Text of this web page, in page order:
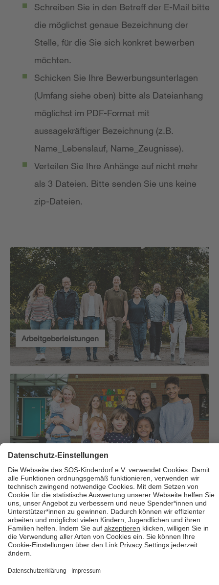
Schreiben Sie in den Betreff der E-Mail bitte
die möglichst genaue Bezeichnung der
Stelle, für die Sie sich konkret bewerben
möchten.
Schicken Sie Ihre Bewerbungsunterlagen
(Umfang siehe oben) bitte als Dateianhang
möglichst im PDF-Format mit
aussagekräftiger Bezeichnung (z.B.
Name_Lebenslauf, Name_Zeugnisse).
Verteilen Sie Ihre Anhänge auf nicht mehr
als 3 Dateien. Bitte senden Sie uns keine
zip-Dateien.
Arbeitgeberleistungen